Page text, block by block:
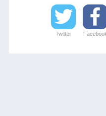
Twitter